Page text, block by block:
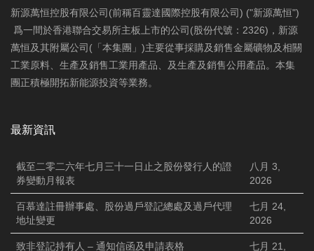
新源萬恒控股有限公司(前稱百靈達國際控股有限公司) ("新源萬恒")
爲一間於香港聯合交易所主板上市的公司(股份代號：2326)，新源
萬恒及其附屬公司(「本集團」)主要從事採購及銷售金屬礦物及相關
工業原料、生產及銷售工業用產品、及生產及銷售公用產品。本集
團正積極開拓新能源投資等業務。
最新資訊
截至二零二六年七月三十一日止之股份發行人的證
券變動月報表
八月 3,
2026
百慕達註冊辦事處、股份過戶登記總處及過戶代理
地址變更
七月 24,
2026
致非登記持有人 – 通知信函及申請表格 七月 21,